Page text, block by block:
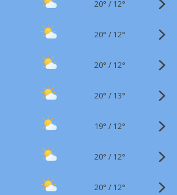
20° / 12°
20° / 12°
20° / 12°
20° / 13°
19° / 12°
20° / 12°
20° / 12°